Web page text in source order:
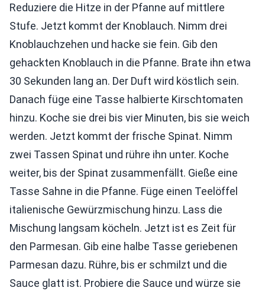
Reduziere die Hitze in der Pfanne auf mittlere
Stufe. Jetzt kommt der Knoblauch. Nimm drei
Knoblauchzehen und hacke sie fein. Gib den
gehackten Knoblauch in die Pfanne. Brate ihn etwa
30 Sekunden lang an. Der Duft wird köstlich sein.
Danach füge eine Tasse halbierte Kirschtomaten
hinzu. Koche sie drei bis vier Minuten, bis sie weich
werden. Jetzt kommt der frische Spinat. Nimm
zwei Tassen Spinat und rühre ihn unter. Koche
weiter, bis der Spinat zusammenfällt. Gieße eine
Tasse Sahne in die Pfanne. Füge einen Teelöffel
italienische Gewürzmischung hinzu. Lass die
Mischung langsam köcheln. Jetzt ist es Zeit für
den Parmesan. Gib eine halbe Tasse geriebenen
Parmesan dazu. Rühre, bis er schmilzt und die
Sauce glatt ist. Probiere die Sauce und würze sie